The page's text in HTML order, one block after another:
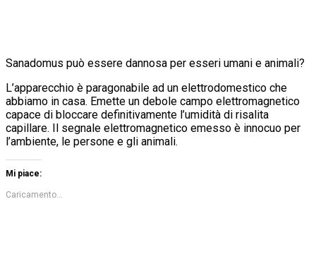
Sanadomus può essere dannosa per esseri umani e animali?
L’apparecchio è paragonabile ad un elettrodomestico che
abbiamo in casa. Emette un debole campo elettromagnetico
capace di bloccare definitivamente l’umidità di risalita
capillare. Il segnale elettromagnetico emesso è innocuo per
l’ambiente, le persone e gli animali.
Mi piace:
Caricamento...